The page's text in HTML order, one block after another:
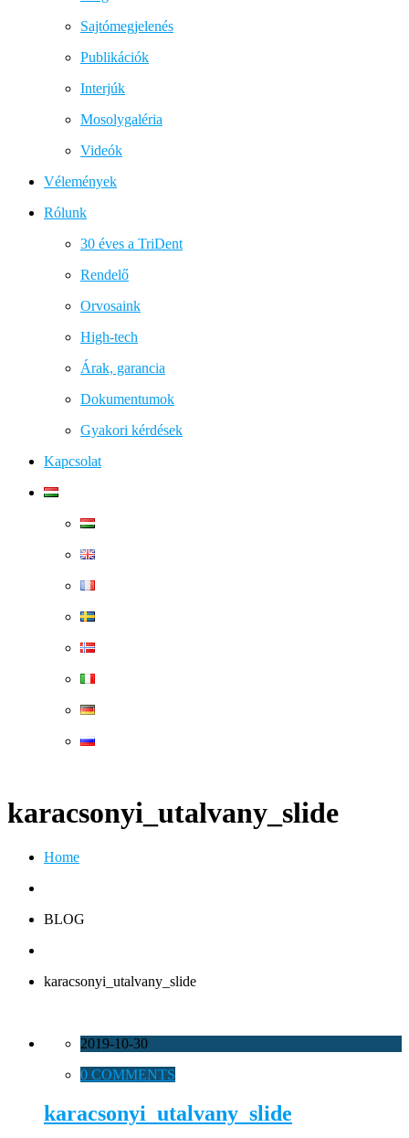
Sajtómegjelenés
Publikációk
Interjúk
Mosolygaléria
Videók
Vélemények
Rólunk
30 éves a TriDent
Rendelő
Orvosaink
High-tech
Árak, garancia
Dokumentumok
Gyakori kérdések
Kapcsolat
karacsonyi_utalvany_slide
Home
BLOG
karacsonyi_utalvany_slide
2019-10-30
0 COMMENTS
karacsonyi_utalvany_slide